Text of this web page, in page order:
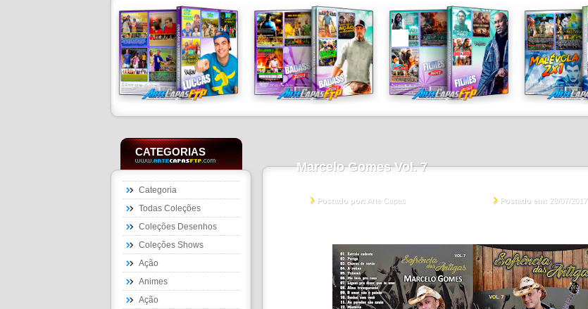
CATEGORIAS
Categoria
Todas Coleções
Coleções Desenhos
Coleções Shows
Ação
Animes
Ação
Marcelo Gomes Vol. 7
Postado por: Arte Capas Postado em: 28/07/2017